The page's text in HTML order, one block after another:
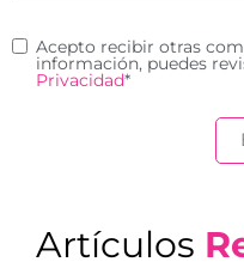
Acepto recibir otras
información, puedes
Privacidad*
Artículos